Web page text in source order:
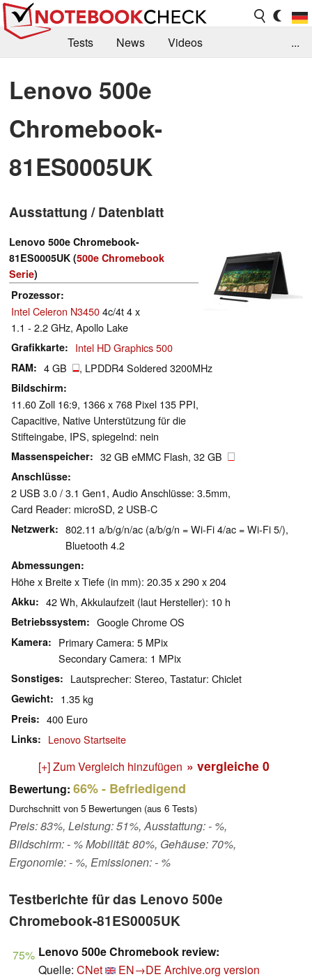
Tests News
Videos
Kaufberatung
Deals
Forum
...
Lenovo 500e
Chromebook-
81ES0005UK
Ausstattung / Datenblatt
Lenovo 500e Chromebook-
81ES0005UK (500e Chromebook
Serie)
Prozessor
Intel Celeron N34504c/4t 4 x
1.1 - 2.2 GHz, Apollo Lake
Grafikkarte Intel HD Graphics 500
RAM 4 GB , LPDDR4 Soldered 3200MHz
Bildschirm
11.60 Zoll 16:9, 1366 x 768 Pixel 135 PPI,
Capacitive, Native Unterstützung für die
Stifteingabe, IPS, spiegelnd: nein
Massenspeicher 32 GB eMMC Flash, 32 GB
Anschlüsse
2 USB 3.0 / 3.1 Gen1, Audio Anschlüsse: 3.5mm,
Card Reader: microSD, 2 USB-C
Netzwerk
802.11 a/b/g/n/ac (a/b/g/n = Wi-Fi 4/ac = Wi-Fi 5/),
Bluetooth 4.2
Abmessungen
Höhe x Breite x Tiefe (in mm): 20.35 x 290 x 204
Akku 42 Wh, Akkulaufzeit (laut Hersteller): 10 h
Betriebssystem Google Chrome OS
Kamera
Primary Camera: 5 MPix
Secondary Camera: 1 MPix
Sonstiges Lautsprecher: Stereo, Tastatur: Chiclet
Gewicht 1.35 kg
Preis 400 Euro
Links Lenovo Startseite
[+] Zum Vergleich hinzufügen » vergleiche 0
Bewertung: 66%- Befriedigend
Durchschnitt von 5 Bewertungen (aus 6 Tests)
Preis: 83%, Leistung: 51%, Ausstattung: - %,
Bildschirm: - % Mobilität: 80%, Gehäuse: 70%,
Ergonomie: - %, Emissionen: - %
Testberichte für das Lenovo 500e
Chromebook-81ES0005UK
75% Lenovo 500e Chromebook review:
Quelle: CNet EN→DE Archive.org version